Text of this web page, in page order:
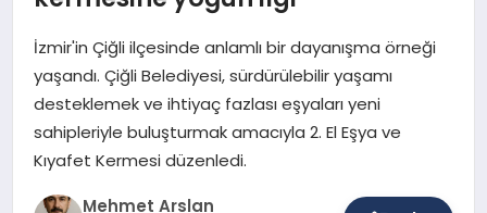
SPOR
MAGAZIN
SAĞLIK
İzmir'in Çiğli ilçesinde anlamlı bir dayanışma örneği
yaşandı. Çiğli Belediyesi, sürdürülebilir yaşamı
desteklemek ve ihtiyaç fazlası eşyaları yeni
sahipleriyle buluşturmak amacıyla 2. El Eşya ve
Kıyafet Kermesi düzenledi.
Mehmet Arslan